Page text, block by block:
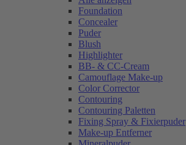
Foundation
Concealer
Puder
Blush
Highlighter
BB- & CC-Cream
Camouflage Make-up
Color Corrector
Contouring
Contouring Paletten
Fixing Spray & Fixierpuder
Make-up Entferner